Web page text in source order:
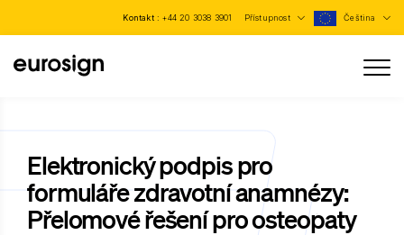
Kontakt :+44 20 3038 3901 Přístupnost Čeština
Elektronický podpis pro
formuláře zdravotní anamnézy:
Přelomové řešení pro osteopaty